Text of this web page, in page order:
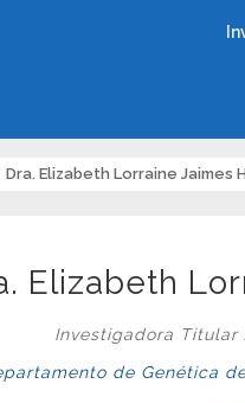
Dra. Elizabeth Lorraine Jaimes
Elizabeth
Investigadora Titular
de Genética